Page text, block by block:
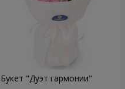
Букет "Дуэт гармонии"